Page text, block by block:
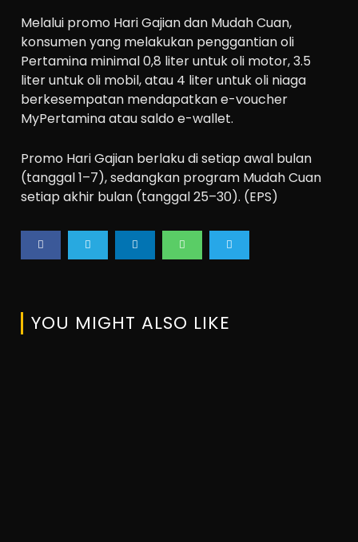
Melalui promo Hari Gajian dan Mudah Cuan,
konsumen yang melakukan penggantian oli
Pertamina minimal 0,8 liter untuk oli motor, 3.5
liter untuk oli mobil, atau 4 liter untuk oli niaga
berkesempatan mendapatkan e-voucher
MyPertamina atau saldo e-wallet.
Promo Hari Gajian berlaku di setiap awal bulan
(tanggal 1–7), sedangkan program Mudah Cuan
setiap akhir bulan (tanggal 25–30). (EPS)
YOU MIGHT ALSO LIKE